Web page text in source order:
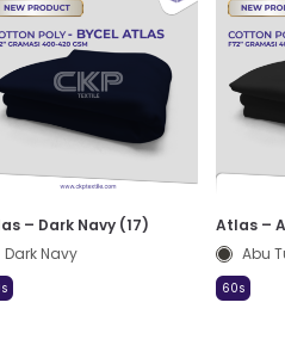
– Dark Navy (17)
Dark Navy
Atlas –
Abu
60s